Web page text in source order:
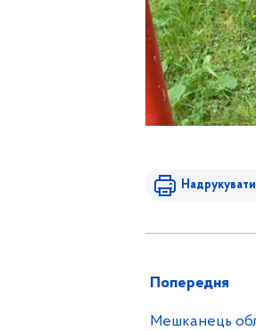
Надрукувати
Попередня
Мешканець